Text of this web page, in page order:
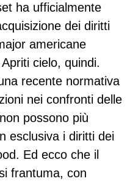
ha ufficialmente
dei diritti
americane
cielo, quindi.
recente normativa
nei confronti delle
possono più
esclusiva i diritti dei
Ed ecco che il
frantuma, con